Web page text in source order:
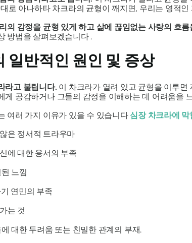
로 아나하타 차크라의 균형이 깨지면, 우리는 영적
의 감정을 균형 있게 하고 삶에 끊임없는 사랑의 흐
방법을 살펴보겠습니다 .
일반적인 원인 및 증상
라고 불립니다. 이 차크라가 열려 있고 균형을 이루
게 공감하거나 그들의 감정을 이해하는 데 어려움을
여러 가지 이유가 있을 수 있습니다 심장 차크라에
은 정서적 트라우마
에 대한 용서의 부족
느낌
연민의 부족
는 것
대한 두려움 또는 친밀한 관계의 부재.